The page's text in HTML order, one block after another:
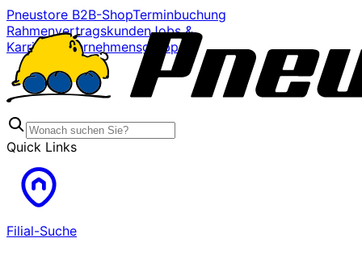
Pneustore B2B-ShopTerminbuchung
RahmenvertragskundenJobs &
Karriere
Unternehmensgruppe
Quick Links
Filial-Suche